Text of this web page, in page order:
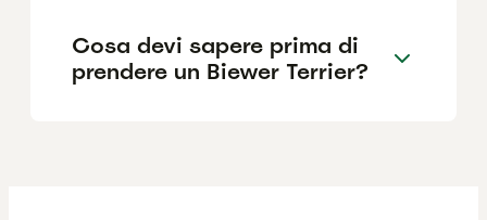
Cosa devi sapere prima di
prendere un Biewer Terrier?